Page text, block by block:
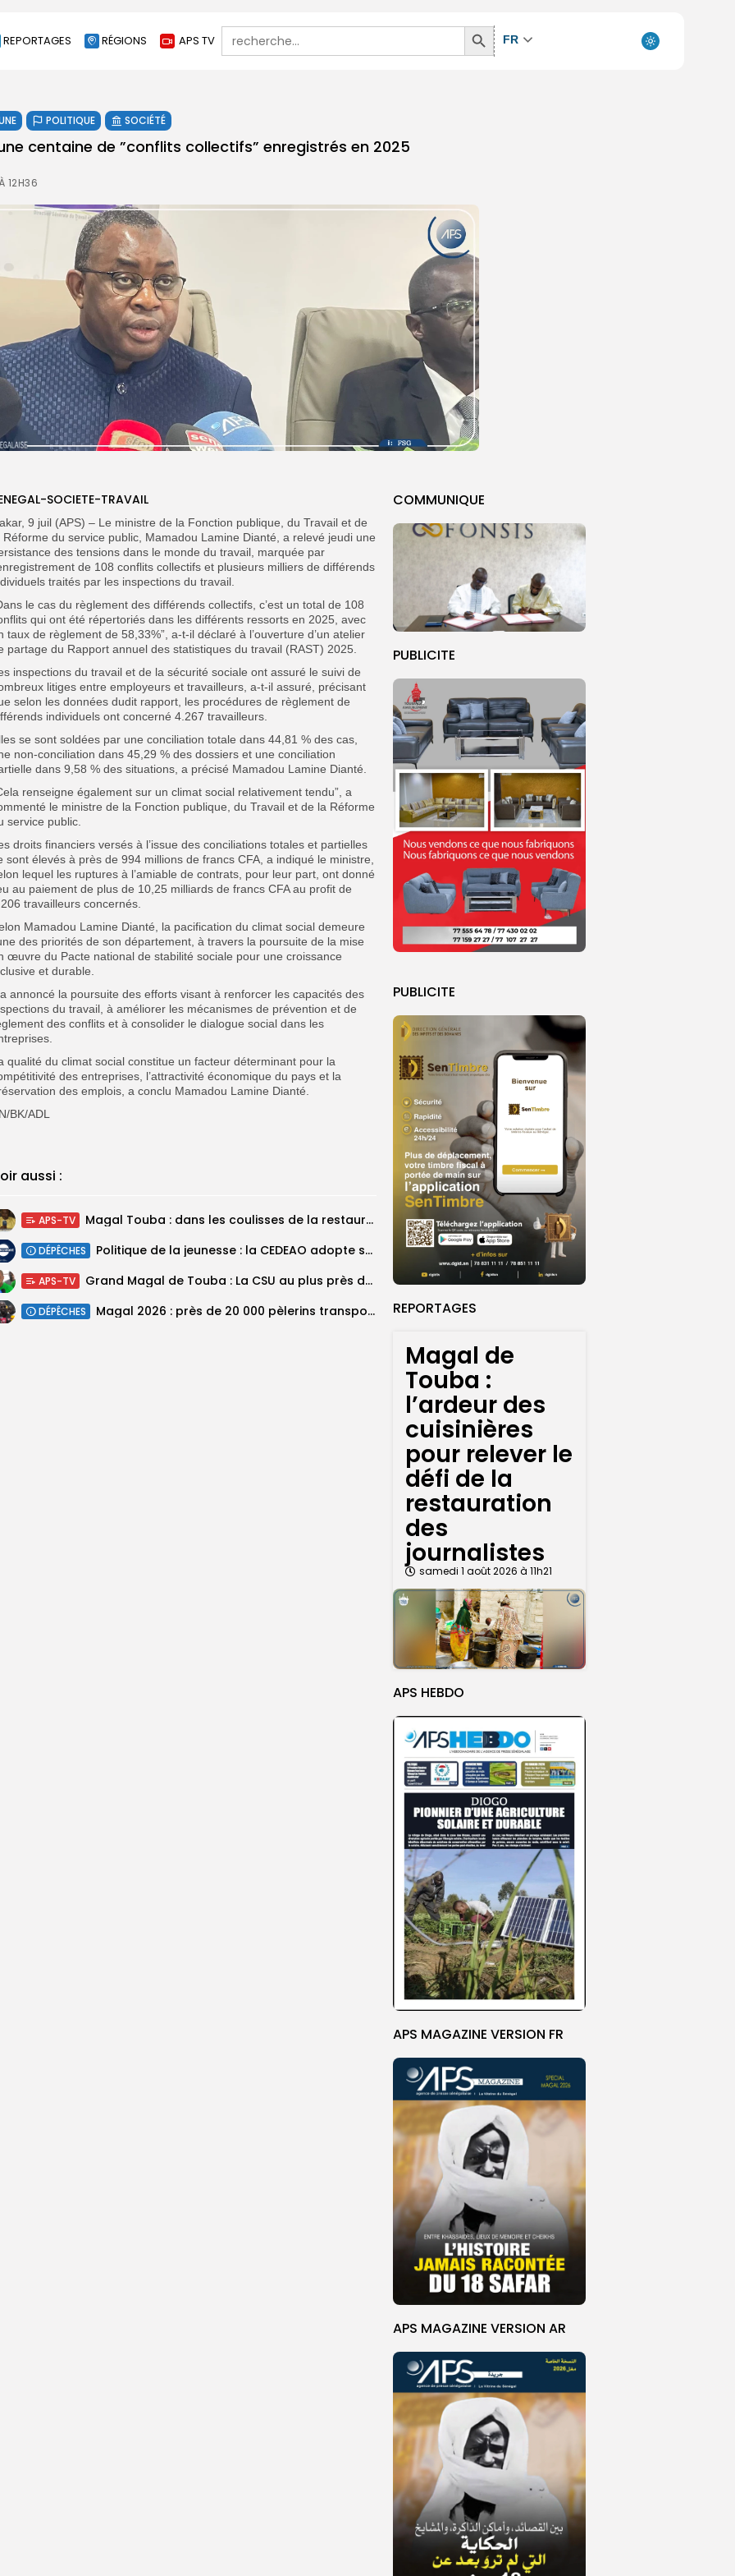
REPORTAGES RÉGIONS APS TV
Search
for:
Search
Button
FR
POLITIQUE SOCIÉTÉ
centaine de ”conflits collectifs” enregistrés en 2025
12H36
COMMUNIQUE
PUBLICITE
PUBLICITE
REPORTAGES
Magal de
Touba :
l’ardeur des
cuisinières
pour relever le
défi de la
restauration
des
journalistes
samedi 1 août 2026 à 11h21
APS HEBDO
APS MAGAZINE VERSION FR
APS MAGAZINE VERSION AR
SOCIETE-TRAVAIL
9 juil (APS) – Le ministre de la Fonction publique, du Travail et de
Réforme du service public, Mamadou Lamine Dianté, a relevé jeudi une
des tensions dans le monde du travail, marquée par
de 108 conflits collectifs et plusieurs milliers de différends
traités par les inspections du travail.
le cas du règlement des différends collectifs, c’est un total de 108
qui ont été répertoriés dans les différents ressorts en 2025, avec
taux de règlement de 58,33%”, a-t-il déclaré à l’ouverture d’un atelier
partage du Rapport annuel des statistiques du travail (RAST) 2025.
inspections du travail et de la sécurité sociale ont assuré le suivi de
litiges entre employeurs et travailleurs, a-t-il assuré, précisant
selon les données dudit rapport, les procédures de règlement de
individuels ont concerné 4.267 travailleurs.
se sont soldées par une conciliation totale dans 44,81 % des cas,
non-conciliation dans 45,29 % des dossiers et une conciliation
dans 9,58 % des situations, a précisé Mamadou Lamine Dianté.
renseigne également sur un climat social relativement tendu”, a
le ministre de la Fonction publique, du Travail et de la Réforme
service public.
droits financiers versés à l’issue des conciliations totales et partielles
sont élevés à près de 994 millions de francs CFA, a indiqué le ministre,
lequel les ruptures à l’amiable de contrats, pour leur part, ont donné
au paiement de plus de 10,25 milliards de francs CFA au profit de
travailleurs concernés.
Mamadou Lamine Dianté, la pacification du climat social demeure
des priorités de son département, à travers la poursuite de la mise
œuvre du Pacte national de stabilité sociale pour une croissance
et durable.
annoncé la poursuite des efforts visant à renforcer les capacités des
du travail, à améliorer les mécanismes de prévention et de
des conflits et à consolider le dialogue social dans les
qualité du climat social constitue un facteur déterminant pour la
des entreprises, l’attractivité économique du pays et la
des emplois, a conclu Mamadou Lamine Dianté.
BK/ADL
aussi :
APS-TV Magal Touba : dans les coulisses de la restauration de la presse...
DÉPÊCHES Politique de la jeunesse : la CEDEAO adopte son plan d’actions stratégiques...
APS-TV Grand Magal de Touba : La CSU au plus près des pèlerins
DÉPÊCHES Magal 2026 : près de 20 000 pèlerins transportés vers Touba en...